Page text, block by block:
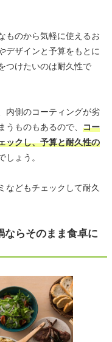
ものから気軽に使えるお
デザインと予算をもとに
つけたいのは耐久性で
内側のコーティングが劣
ものもあるので、 コー
ックし、予算と耐久性の
しょう。
などもチェックして耐久
ならそのまま食卓に